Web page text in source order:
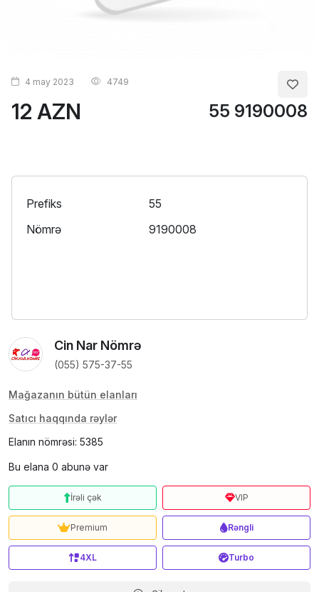
12 AZN 55 9190008
4 may 2023 4749
Prefiks
55
Nömrə
9190008
Cin Nar Nömrə
(055) 575-37-55
Mağazanın bütün elanları
Satıcı haqqında rəylər
Elanın nömrəsi: 5385
Bu elana 0 abunə var
İrəli çək VIP
Premium Rəngli
4XL Turbo